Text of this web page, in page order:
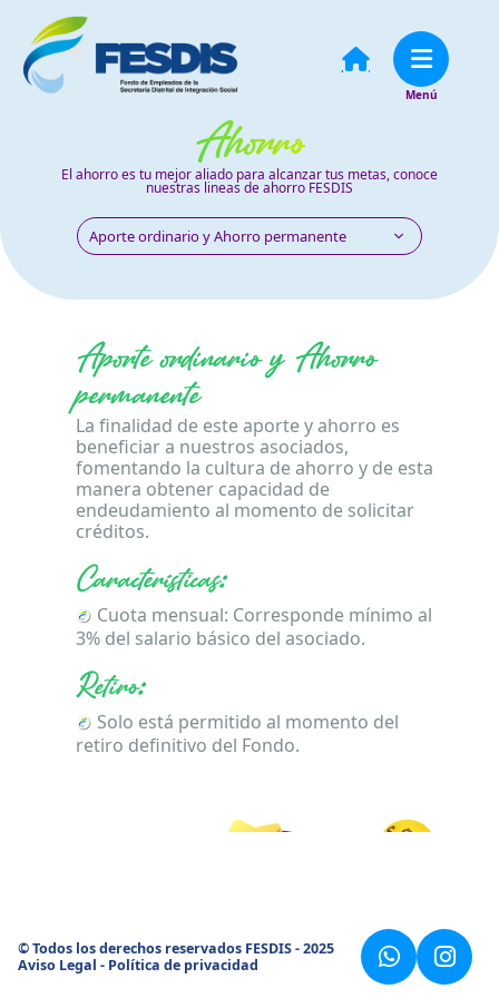
Ahorro
El ahorro es tu mejor aliado para alcanzar tus metas, conoce
nuestras lineas de ahorro FESDIS
Aporte ordinario y Ahorro permanente
Aporte ordinario y Ahorro
permanente
La finalidad de este aporte y ahorro es
beneficiar a nuestros asociados,
fomentando la cultura de ahorro y de esta
manera obtener capacidad de
endeudamiento al momento de solicitar
créditos.
Características:
Cuota mensual: Corresponde mínimo al
3% del salario básico del asociado.
Retiro:
Solo está permitido al momento del
retiro definitivo del Fondo.
Características:
de año.
Características:
© Todos los derechos reservados FESDIS - 2025
© Todos los derechos reservados FESDIS - 2025
Aviso Legal - Política de privacidad